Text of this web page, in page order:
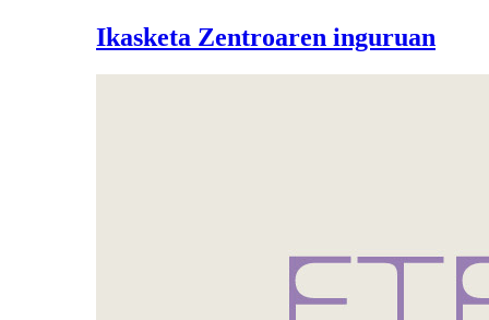
Ikasketa Zentroaren inguruan